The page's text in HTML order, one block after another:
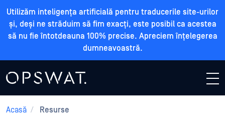
Utilizăm inteligența artificială pentru traducerile site-urilor
și, deși ne străduim să fim exacți, este posibil ca acestea
să nu fie întotdeauna 100% precise. Apreciem înțelegerea
dumneavoastră.
Acasă / Resurse